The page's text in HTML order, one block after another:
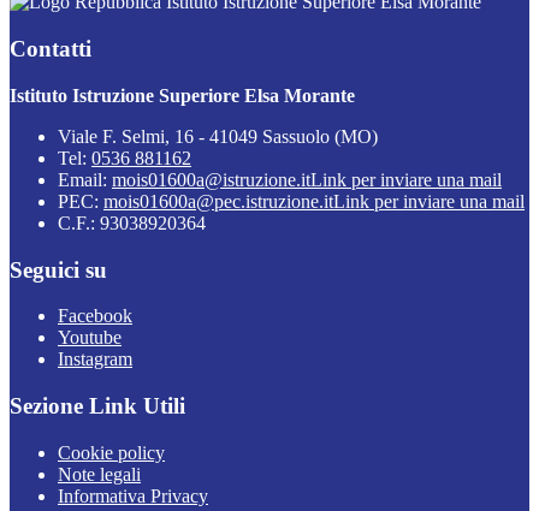
Contatti
Istituto Istruzione Superiore Elsa Morante
Viale F. Selmi, 16 - 41049 Sassuolo (MO)
Tel: 0536 881162
Email: mois01600a@istruzione.itLink per inviare una mail
PEC: mois01600a@pec.istruzione.itLink per inviare una mail
C.F.: 93038920364
Seguici su
Facebook
Youtube
Instagram
Sezione Link Utili
Cookie policy
Note legali
Informativa Privacy